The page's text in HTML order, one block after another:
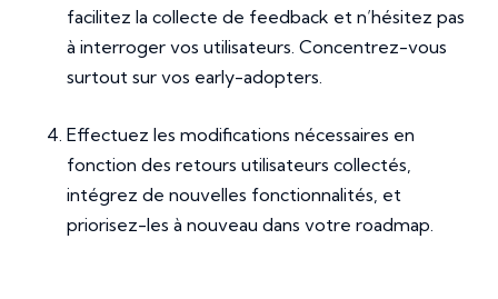
facilitez la collecte de feedback et n’hésitez pas
à interroger vos utilisateurs. Concentrez-vous
surtout sur vos early-adopters.
Effectuez les modifications nécessaires en
fonction des retours utilisateurs collectés,
intégrez de nouvelles fonctionnalités, et
priorisez-les à nouveau dans votre roadmap.